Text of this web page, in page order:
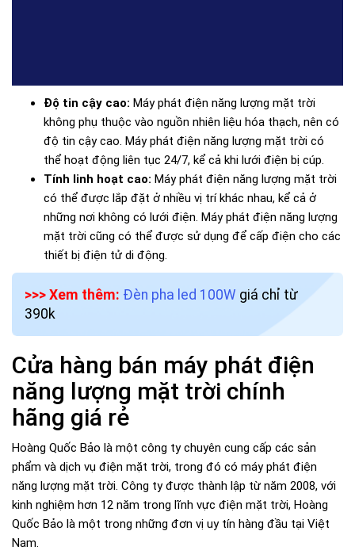
Độ tin cậy cao: Máy phát điện năng lượng mặt trời
không phụ thuộc vào nguồn nhiên liệu hóa thạch, nên có
độ tin cậy cao. Máy phát điện năng lượng mặt trời có
thể hoạt động liên tục 24/7, kể cả khi lưới điện bị cúp.
Tính linh hoạt cao: Máy phát điện năng lượng mặt trời
có thể được lắp đặt ở nhiều vị trí khác nhau, kể cả ở
những nơi không có lưới điện. Máy phát điện năng lượng
mặt trời cũng có thể được sử dụng để cấp điện cho các
thiết bị điện tử di động.
>>> Xem thêm: Đèn pha led 100W giá chỉ từ
390k
Cửa hàng bán máy phát điện
năng lượng mặt trời chính
hãng giá rẻ
Hoàng Quốc Bảo là một công ty chuyên cung cấp các sản
phẩm và dịch vụ điện mặt trời, trong đó có máy phát điện
năng lượng mặt trời. Công ty được thành lập từ năm 2008, với
kinh nghiệm hơn 12 năm trong lĩnh vực điện mặt trời, Hoàng
Quốc Bảo là một trong những đơn vị uy tín hàng đầu tại Việt
Nam.